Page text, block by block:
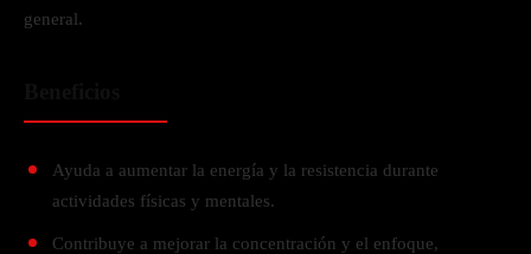
general.
Ayuda a aumentar la energía y la resistencia durante
actividades físicas y mentales.
Contribuye a mejorar la concentración y el enfoque,